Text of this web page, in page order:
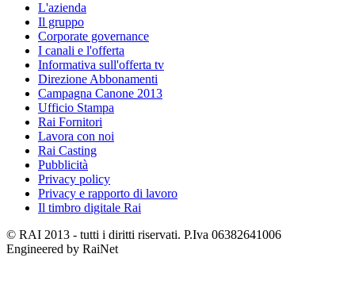
L'azienda
Il gruppo
Corporate governance
I canali e l'offerta
Informativa sull'offerta tv
Direzione Abbonamenti
Campagna Canone 2013
Ufficio Stampa
Rai Fornitori
Lavora con noi
Rai Casting
Pubblicità
Privacy policy
Privacy e rapporto di lavoro
Il timbro digitale Rai
© RAI 2013 - tutti i diritti riservati. P.Iva 06382641006
Engineered by RaiNet